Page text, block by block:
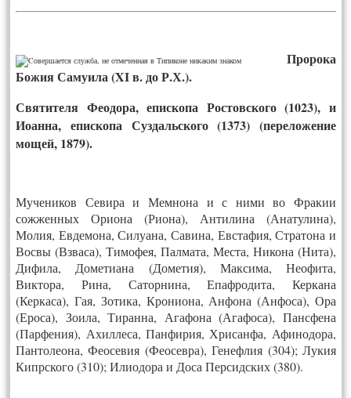
Пророка
Божия Самуила (XI в. до Р.Х.).
Святителя Феодора, епископа Ростовского (1023), и
Иоанна, епископа Суздальского (1373) (переложение
мощей, 1879).
Мучеников Севира и Мемнона и с ними во Фракии
сожженных Ориона (Риона), Антилина (Анатулина),
Молия, Евдемона, Силуана, Савина, Евстафия, Стратона и
Восвы (Взваса), Тимофея, Палмата, Места, Никона (Нита),
Дифила, Дометиана (Дометия), Максима, Неофита,
Виктора, Рина, Саторнина, Епафродита, Керкана
(Керкаса), Гая, Зотика, Крониона, Анфона (Анфоса), Ора
(Ероса), Зоила, Тиранна, Агафона (Агафоса), Пансфена
(Парфения), Ахиллеса, Панфирия, Хрисанфа, Афинодора,
Пантолеона, Феосевия (Феосевра), Генефлия (304); Лукия
Кипрского (310); Илиодора и Доса Персидских (380).